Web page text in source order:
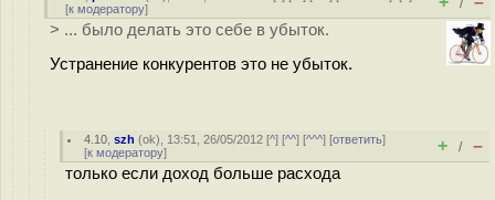
[к модератору] /
> ... было делать это себе в убыток.
Устранение конкурентов это не убыток.
4.10 ,szh (ok), 13:51, 26/05/2012 [^] [^^] [^^^] [ответить]
[к модератору] + / –
только если доход больше расхода